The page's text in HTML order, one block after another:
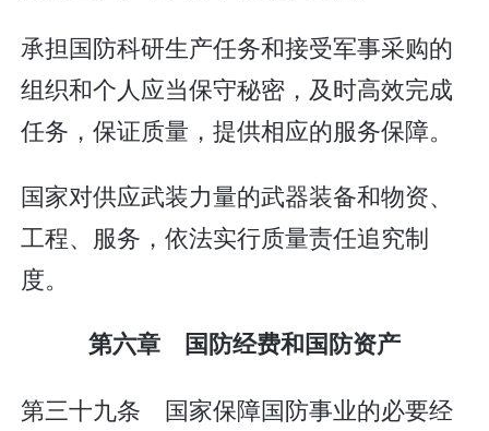
承担国防科研生产任务和接受军事采购的
组织和个人应当保守秘密，及时高效完成
任务，保证质量，提供相应的服务保障。
国家对供应武装力量的武器装备和物资、
工程、服务，依法实行质量责任追究制
度。
第六章 国防经费和国防资产
第三十九条 国家保障国防事业的必要经